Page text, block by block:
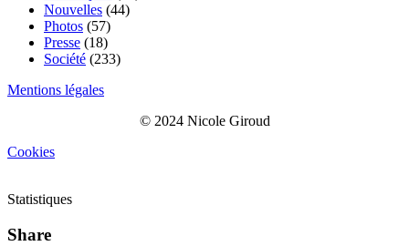
Nouvelles (44)
Photos (57)
Presse (18)
Société (233)
Mentions légales
© 2024 Nicole Giroud
Cookies
Statistiques
Share